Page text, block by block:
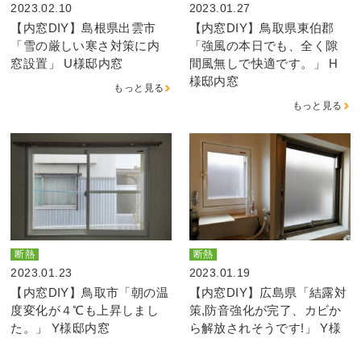
2023.02.10
【内窓DIY】島根県出雲市
「雪の厳しい寒さ対策に内
窓設置」 U様邸内窓
もっと見る
2023.01.27
【内窓DIY】鳥取県東伯郡
「強風の本日でも、全く隙
間風無しで快適です。」 H
様邸内窓
もっと見る
断熱
2023.01.23
【内窓DIY】鳥取市「朝の温
度変化が４℃も上昇しまし
た。」 Y様邸内窓
断熱
2023.01.19
【内窓DIY】広島県「結露対
策,防音強化が完了、カビか
ら解放されそうです!」 Y様